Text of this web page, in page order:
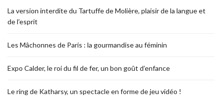
La version interdite du Tartuffe de Molière, plaisir de la langue et
de l’esprit
Les Mâchonnes de Paris : la gourmandise au féminin
Expo Calder, le roi du fil de fer, un bon goût d’enfance
Le ring de Katharsy, un spectacle en forme de jeu vidéo !